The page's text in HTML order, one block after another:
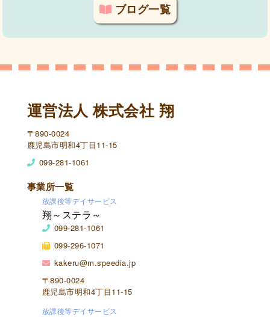
ブログ一覧
運営法人 株式会社 翔
〒890-0024
鹿児島市明和4丁目11-15
099-281-1061
事業所一覧
放課後等デイサービス
翔～ステラ～
099-281-1061
099-296-1071
kakeru@m.speedia.jp
〒890-0024
鹿児島市明和4丁目11-15
放課後等デイサービス